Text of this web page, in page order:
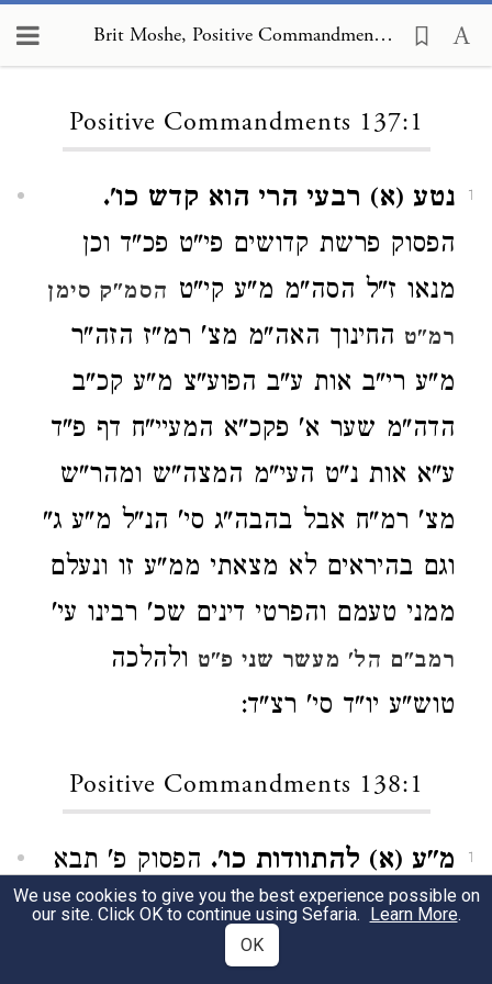
Brit Moshe, Positive Commandments 137:1
Positive Commandments 137:1
1
נטע (א) רבעי הרי הוא קדש כו'.
הפסוק פרשת קדושים פי"ט פכ"ד וכן
מנאו ז"ל הסה"מ מ"ע קי"ט הסמ"ק סימן
רמ"ט החינוך האה"מ מצ' רמ"ז הזה"ר
מ"ע רי"ב אות ע"ב הפוע"צ מ"ע קכ"ב
הדה"מ שער א' פקכ"א המעיי"ח דף פ"ד
ע"א אות נ"ט העי"מ המצה"ש ומהר"ש
מצ' רמ"ח אבל בהבה"ג סי' הנ"ל מ"ע ג"
וגם בהיראים לא מצאתי ממ"ע זו ונעלם
ממני טעמם והפרטי דינים שכ' רבינו עי'
רמב"ם הל' מעשר שני פ"ט ולהלכה
טוש"ע יו"ד סי' רצ"ד:
Positive Commandments 138:1
1 מ"ע (א) להתוודות כו'. הפסוק פ' תבא
פכ"ו פי"ג וכן מנאו ז"ל הבה"ג סי' הנ"ל
מ"ע ג' הסה"מ מ"ע קל"א היראים סימן
We use cookies to give you the best experience possible on
our site. Click OK to continue using Sefaria. Learn More.
OK